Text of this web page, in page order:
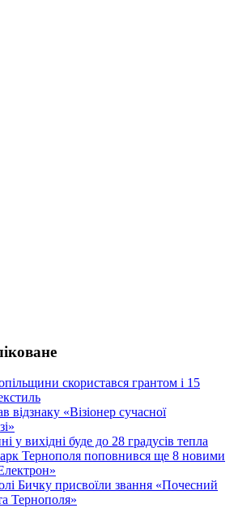
скористався грантом і 15
відзнаку «Візіонер сучасної
у вихідні буде до 28 градусів тепла
Тернополя поповнився ще 8 новими
Бичку присвоїли звання «Почесний
Тернополя»